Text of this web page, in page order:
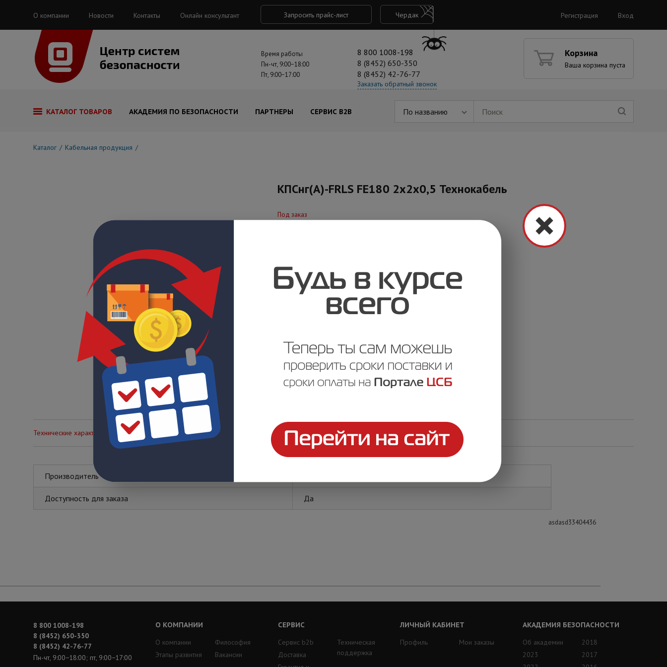
asdasd33404436
О компании Новости Контакты Онлайн консультант Запросить прайс-лист Чердак Регистрация Вход
Время работы
Пн-чт, 9:00−18:00
Пт, 9:00−17:00
8 800 1008-198
8 (8452) 650-350
8 (8452) 42-76-77
Заказать обратный звонок
Корзина
Ваша корзина пуста
КАТАЛОГ ТОВАРОВ АКАДЕМИЯ ПО БЕЗОПАСНОСТИ ПАРТНЕРЫ СЕРВИС B2B По названию
Каталог Кабельная продукция
КПСнг(А)-FRLS FE180 2x2x0,5 Технокабель
Под заказ
Технические характеристики
Производитель
Доступность для заказа Да
8 800 1008-198
8 (8452) 650-350
8 (8452) 42-76-77
Пн-чт, 9:00−18:00; пт, 9:00−17:00
О КОМПАНИИ
О компании
Этапы развития
Философия
Вакансии
СЕРВИС
Сервис b2b
Доставка
Техническая
поддержка
ЛИЧНЫЙ КАБИНЕТ
Профиль
Мои заказы
АКАДЕМИЯ БЕЗОПАСНОСТИ
Об академии
2023
2018
2017